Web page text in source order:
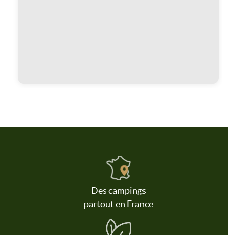
Des campings
partout en France